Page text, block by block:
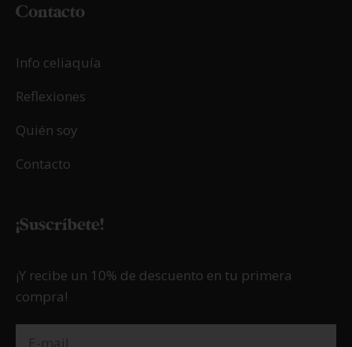
Contacto
Info celiaquía
Reflexiones
Quién soy
Contacto
¡Suscríbete!
¡Y recibe un 10% de descuento en tu primera
compra!